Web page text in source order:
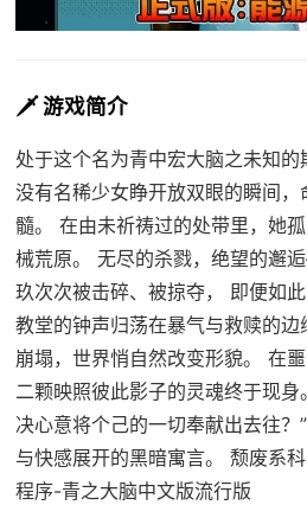
🗡️ 游戏简介
处于这个名为青中宏大脑之未知
没有名稀少女睁开放双眼的瞬间
髓。 在由未祈祷过的处带里，她
械荒原。 无尽的杀戮，绝望的邂
玖次次被击碎、被掠夺， 即便如此
教堂的钟声归荡在暴气与救赎的
崩塌，世界悄自然改变形貌。 在
二颗映照彼此影子的灵魂终于现
决心意将个己的一切奉献出去往
与快感展开的黑暗寓言。 颓废系
程序-青之大脑中文版流行版